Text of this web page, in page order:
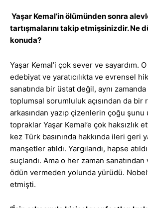
Yaşar Kemal’in ölümünden sonra
tartışmalarını takip etmişsinizdir. Ne
konuda?
Yaşar Kemal’i çok sever ve sayardım.
edebiyat ve yaratıcılıkta ve evrensel
sanatında bir üstat değil, aynı
toplumsal sorumluluk açısından da bir
arkasından yazıp çizenlerin çoğu
topraklar Yaşar Kemal’e çok haksızlık
kez Türk basınında hakkında ileri geri
manşetler atıldı. Yargılandı, hapse
suçlandı. Ama o her zaman sanatından
ödün vermeden yolunda yürüdü.
etmişti.